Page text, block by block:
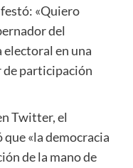
«Quiero
del
en una
participación
Twitter, el
«la democracia
de la mano de